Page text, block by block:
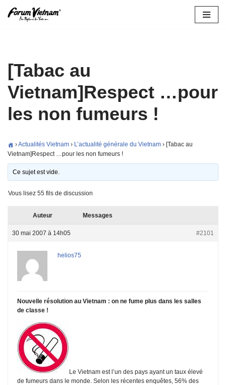
[Tabac au
Vietnam]Respect …pour
les non fumeurs !
›Actualités Vietnam › L’actualité générale du Vietnam › [Tabac au
Vietnam]Respect …pour les non fumeurs !
Ce sujet est vide.
Vous lisez 55 fils de discussion
Auteur Messages
30 mai 2007 à 14h05 #2101
helios75
Nouvelle résolution au Vietnam : on ne fume plus dans les salles
de classe !
Le Vietnam est l’un des pays ayant un taux élevé
de fumeurs dans le monde. Selon les récentes enquêtes, 56% des